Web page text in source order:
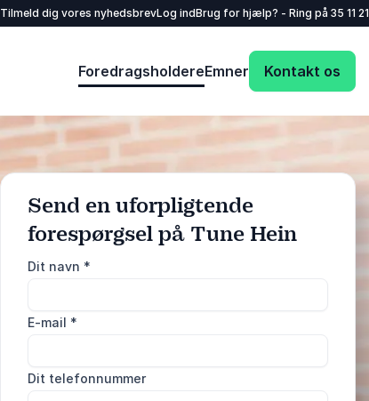
Tilmeld dig vores nyhedsbrevLog indBrug for hjælp? - Ring på 35 11
ForedragsholdereEmner Kontakt os
Send en uforpligtende
forespørgsel på Tune Hein
Dit navn *
E-mail *
Dit telefonnummer